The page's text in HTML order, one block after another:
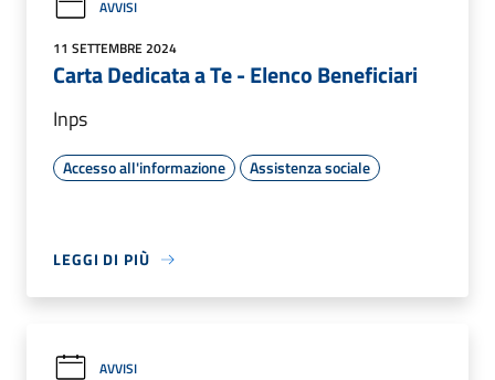
AVVISI
11 SETTEMBRE 2024
Carta Dedicata a Te - Elenco Beneficiari
Inps
Accesso all'informazione Assistenza sociale
LEGGI DI PIÙ
AVVISI